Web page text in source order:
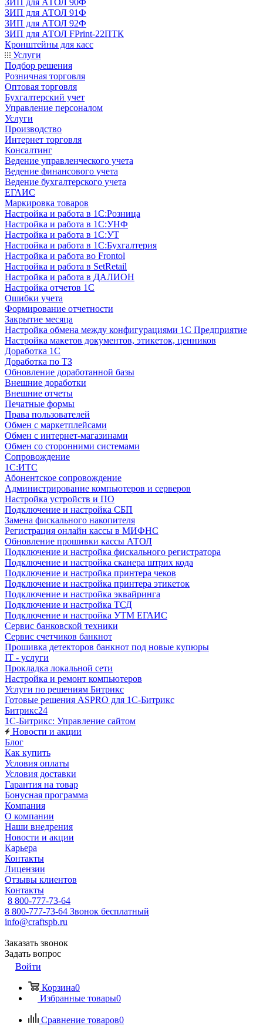
ЗИП для АТОЛ 90Ф
ЗИП для АТОЛ 91Ф
ЗИП для АТОЛ 92Ф
ЗИП для АТОЛ FPrint-22ПТК
Кронштейны для касс
Услуги
Подбор решения
Розничная торговля
Оптовая торговля
Бухгалтерский учет
Управление персоналом
Услуги
Производство
Интернет торговля
Консалтинг
Ведение управленческого учета
Ведение финансового учета
Ведение бухгалтерского учета
ЕГАИС
Маркировка товаров
Настройка и работа в 1С:Розница
Настройка и работа в 1С:УНФ
Настройка и работа в 1С:УТ
Настройка и работа в 1С:Бухгалтерия
Настройка и работа во Frontol
Настройка и работа в SetRetail
Настройка и работа в ДАЛИОН
Настройка отчетов 1С
Ошибки учета
Формирование отчетности
Закрытие месяца
Настройка обмена между конфигурациями 1С Предприятие
Настройка макетов документов, этикеток, ценников
Доработка 1С
Доработка по ТЗ
Обновление доработанной базы
Внешние доработки
Внешние отчеты
Печатные формы
Права пользователей
Обмен с маркетплейсами
Обмен с интернет-магазинами
Обмен со сторонними системами
Сопровождение
1C:ИТС
Абонентское сопровождение
Администрирование компьютеров и серверов
Настройка устройств и ПО
Подключение и настройка СБП
Замена фискального накопителя
Регистрация онлайн кассы в МИФНС
Обновление прошивки кассы АТОЛ
Подключение и настройка фискального регистратора
Подключение и настройка сканера штрих кода
Подключение и настройка принтера чеков
Подключение и настройка принтера этикеток
Подключение и настройка эквайринга
Подключение и настройка ТСД
Подключение и настройка УТМ ЕГАИС
Сервис банковской техники
Сервис счетчиков банкнот
Прошивка детекторов банкнот под новые купюры
IT - услуги
Прокладка локальной сети
Настройка и ремонт компьютеров
Услуги по решениям Битрикс
Готовые решения ASPRO для 1С-Битрикс
Битрикс24
1С-Битрикс: Управление сайтом
Новости и акции
Блог
Как купить
Условия оплаты
Условия доставки
Гарантия на товар
Бонусная программа
Компания
О компании
Наши внедрения
Новости и акции
Карьера
Контакты
Лицензии
Отзывы клиентов
Контакты
8 800-777-73-64
8 800-777-73-64 Звонок бесплатный
info@craftspb.ru
Заказать звонок
Задать вопрос
Войти
Корзина0
Избранные товары0
Сравнение товаров0